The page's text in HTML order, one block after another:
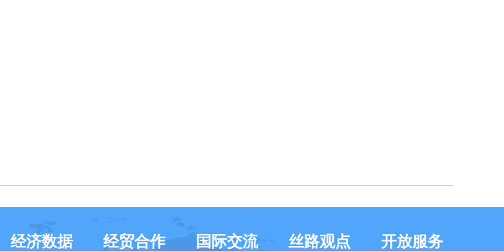
经济数据 经贸合作 国际交流 丝路观点 开放服务